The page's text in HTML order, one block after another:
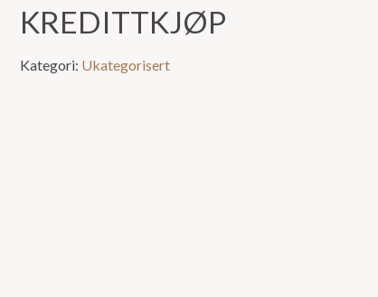
KREDITTKJØP
Kategori: Ukategorisert